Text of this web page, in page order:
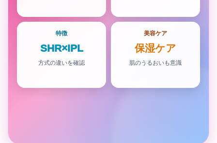
特徴
SHR×IPL
方式の違いを確認
美容ケア
保湿ケア
肌のうるおいも意識